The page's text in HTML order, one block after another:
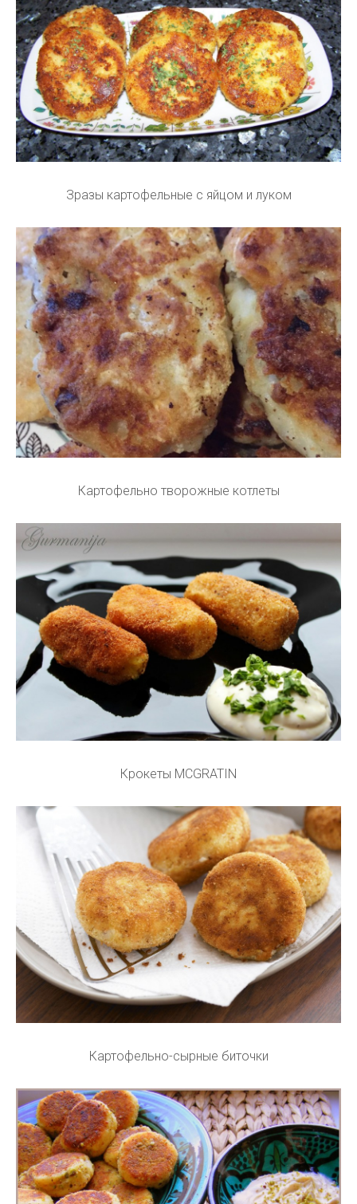
Зразы картофельные с яйцом и луком
Картофельно творожные котлеты
Крокеты MCGRATIN
Картофельно-сырные биточки